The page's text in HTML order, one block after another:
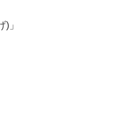
」